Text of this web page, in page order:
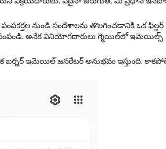
నుండి సందేశాలను తొలగించడానికి ఒక ఫిల్టర్
అనేక వినియోగదారులు గ్మెయిల్‌లో ఇమెయిల్స్
బర్నర్ ఇమెయిల్ జనరేటర్ అనుభవం ఇస్తుంది.